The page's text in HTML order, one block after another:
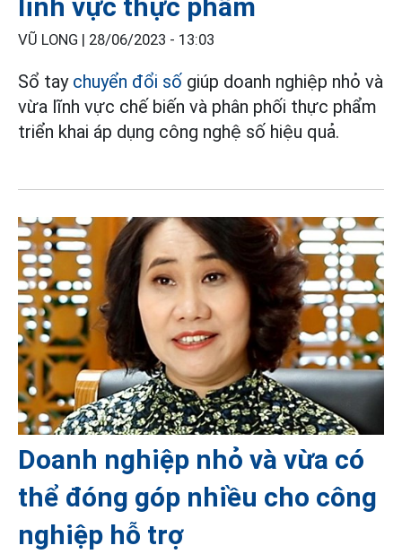
lĩnh vực thực phẩm
VŨ LONG | 28/06/2023 - 13:03
Sổ tay chuyển đổi số giúp doanh nghiệp nhỏ và
vừa lĩnh vực chế biến và phân phối thực phẩm
triển khai áp dụng công nghệ số hiệu quả.
Doanh nghiệp nhỏ và vừa có
thể đóng góp nhiều cho công
nghiệp hỗ trợ